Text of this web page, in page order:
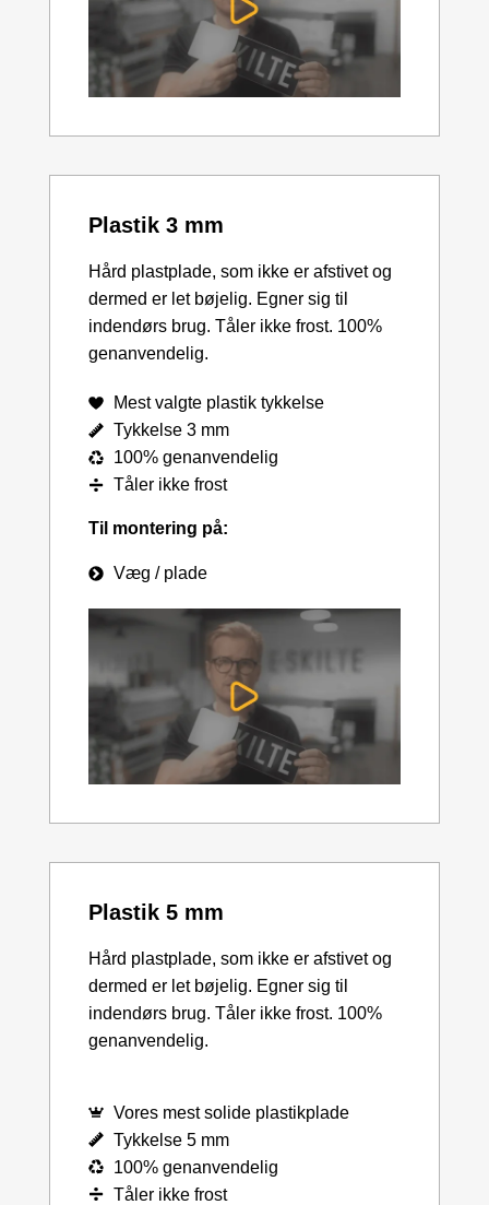
Plastik 3 mm
Hård plastplade, som ikke er afstivet og
dermed er let bøjelig. Egner sig til
indendørs brug. Tåler ikke frost. 100%
genanvendelig.
Mest valgte plastik tykkelse
Tykkelse 3 mm
100% genanvendelig
Tåler ikke frost
Til montering på:
Væg / plade
Plastik 5 mm
Hård plastplade, som ikke er afstivet og
dermed er let bøjelig. Egner sig til
indendørs brug. Tåler ikke frost. 100%
genanvendelig.
Vores mest solide plastikplade
Tykkelse 5 mm
100% genanvendelig
Tåler ikke frost